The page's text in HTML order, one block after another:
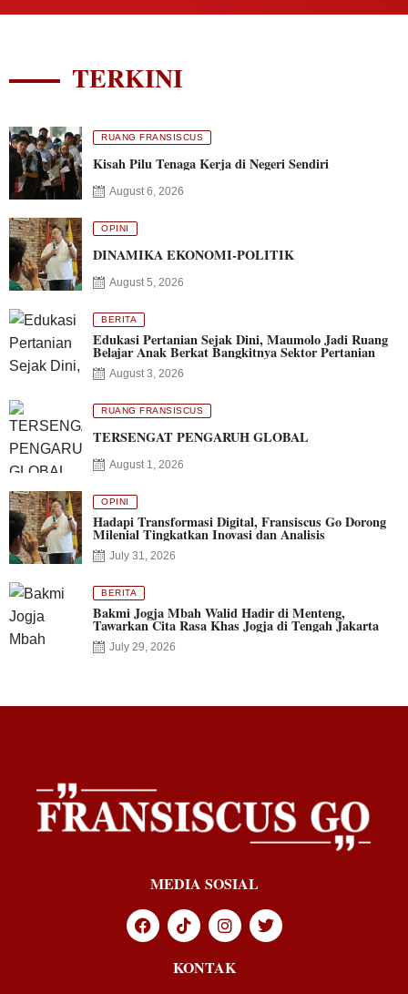
TERKINI
RUANG FRANSISCUS
Kisah Pilu Tenaga Kerja di Negeri Sendiri
August 6, 2026
OPINI
DINAMIKA EKONOMI-POLITIK
August 5, 2026
BERITA
Edukasi Pertanian Sejak Dini, Maumolo Jadi Ruang
Belajar Anak Berkat Bangkitnya Sektor Pertanian
August 3, 2026
RUANG FRANSISCUS
TERSENGAT PENGARUH GLOBAL
August 1, 2026
OPINI
Hadapi Transformasi Digital, Fransiscus Go Dorong
Milenial Tingkatkan Inovasi dan Analisis
July 31, 2026
BERITA
Bakmi Jogja Mbah Walid Hadir di Menteng,
Tawarkan Cita Rasa Khas Jogja di Tengah Jakarta
July 29, 2026
MEDIA SOSIAL
KONTAK